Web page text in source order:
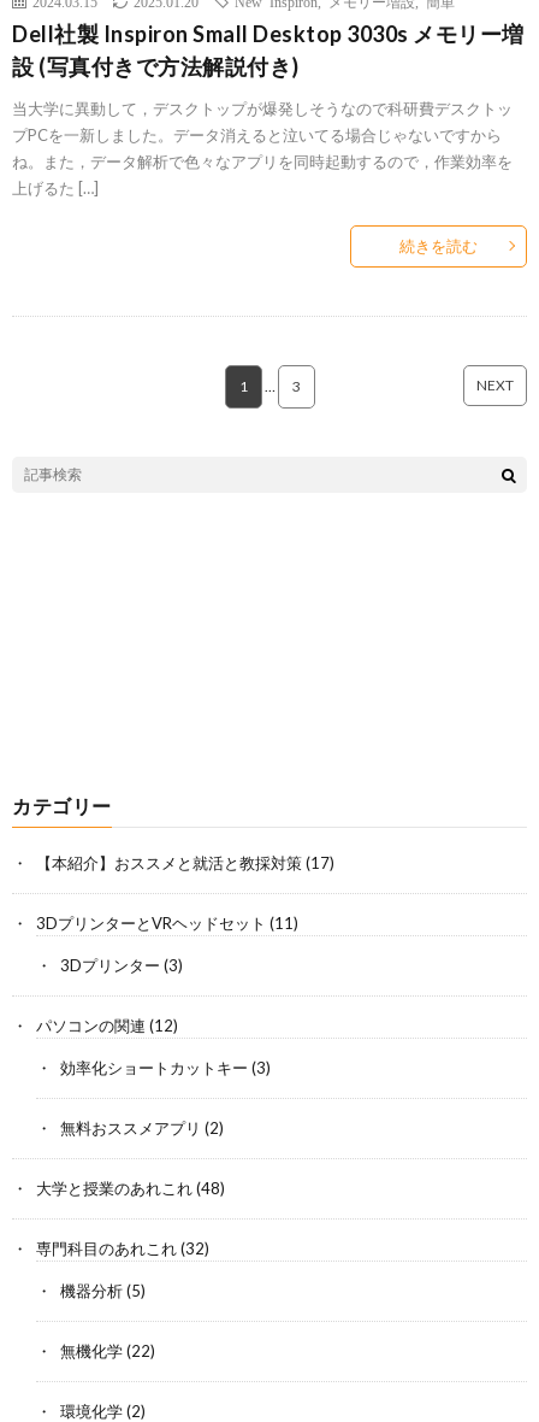
Dell社製 Inspiron Small Desktop 3030s メモリー増
設 (写真付きで方法解説付き)
当大学に異動して，デスクトップが爆発しそうなので科研費デスクトッ
プPCを一新しました。データ消えると泣いてる場合じゃないですから
ね。また，データ解析で色々なアプリを同時起動するので，作業効率を
上げるた […]
続きを読む
1 3 NEXT
カテゴリー
【本紹介】おススメと就活と教採対策(17)
3DプリンターとVRヘッドセット (11)
3Dプリンター (3)
パソコンの関連 (12)
効率化ショートカットキー (3)
無料おススメアプリ (2)
大学と授業のあれこれ(48)
専門科目のあれこれ(32)
機器分析(5)
無機化学(22)
環境化学(2)